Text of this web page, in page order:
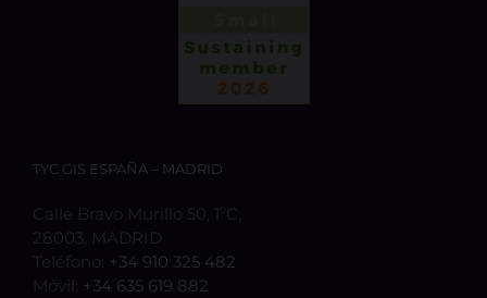
TYC GIS ESPAÑA – MADRID
Calle Bravo Murillo 50, 1ºC,
28003, MADRID
Teléfono: +34 910 325 482
Móvil: +34 635 619 882